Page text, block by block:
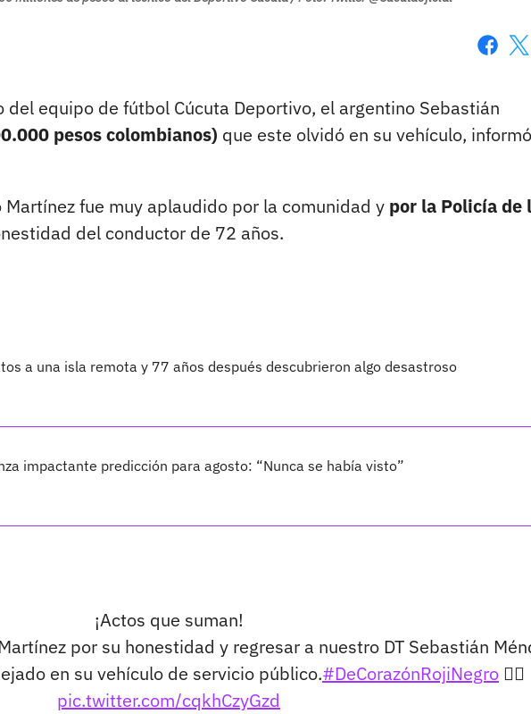
del equipo de fútbol Cúcuta Deportivo, el argentino Sebastián
pesos colombianos) que este olvidó en su vehículo,
fue muy aplaudido por la comunidad y por la Policía de
del conductor de 72 años.
a una isla remota y 77 años después descubrieron algo desastroso
impactante predicción para agosto: “Nunca se había visto”
¡Actos que suman!
por su honestidad y regresar a nuestro DT Sebastián
en su vehículo de servicio público.#DeCorazónRojiNegro 👍🏻
pic.twitter.com/cqkhCzyGzd